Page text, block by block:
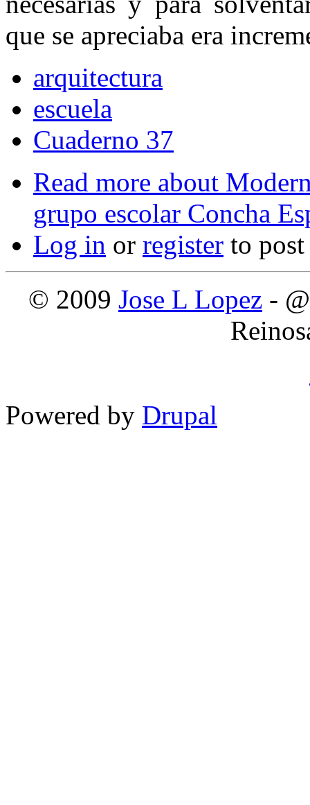
que se apreciaba era
arquitectura
escuela
Cuaderno 37
Read more about
grupo escolar Concha
Log in or register to
© 2009 Jose L Lopez -
Powered by Drupal